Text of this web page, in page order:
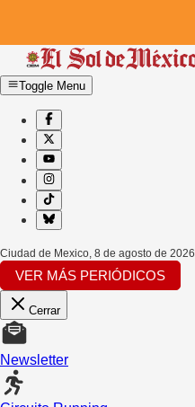
Toggle Menu
Ciudad de Mexico, 8 de agosto de 2026
VER MÁS PERIÓDICOS
Cerrar
Newsletter